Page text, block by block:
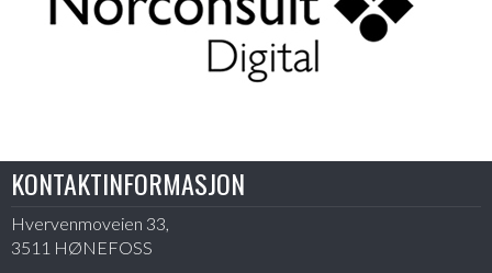
KONTAKTINFORMASJON
Hvervenmoveien 33,
3511 HØNEFOSS